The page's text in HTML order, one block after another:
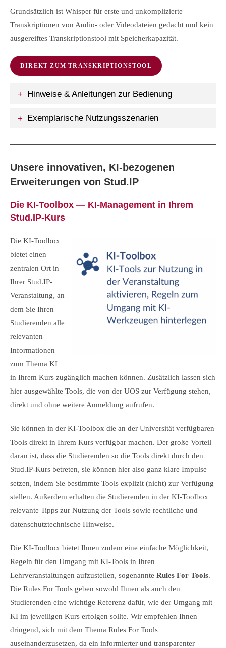
Grundsätzlich ist Whisper für erste und unkomplizierte
Transkriptionen von Audio- oder Videodateien gedacht und kein
ausgereiftes Transkriptionstool mit Speicherkapazität.
DIREKT ZUM TRANSKRIPTIONSTOOL
Hinweise & Anleitungen zur Bedienung
Exemplarische Nutzungsszenarien
Unsere innovativen, KI-bezogenen
Erweiterungen von Stud.IP
Die KI-Toolbox — KI-Management in Ihrem
Stud.IP-Kurs
Die KI-Toolbox
bietet einen
zentralen Ort in
Ihrer Stud.IP-
Veranstaltung, an
dem Sie Ihren
Studierenden alle
relevanten
Informationen
zum Thema KI
in Ihrem Kurs zugänglich machen können. Zusätzlich lassen sich
hier ausgewählte Tools, die von der UOS zur Verfügung stehen,
direkt und ohne weitere Anmeldung aufrufen.
Sie können in der KI-Toolbox die an der Universität verfügbaren
Tools direkt in Ihrem Kurs verfügbar machen. Der große Vorteil
daran ist, dass die Studierenden so die Tools direkt durch den
Stud.IP-Kurs betreten, sie können hier also ganz klare Impulse
setzen, indem Sie bestimmte Tools explizit (nicht) zur Verfügung
stellen. Außerdem erhalten die Studierenden in der KI-Toolbox
relevante Tipps zur Nutzung der Tools sowie rechtliche und
datenschutztechnische Hinweise.
Die KI-Toolbox bietet Ihnen zudem eine einfache Möglichkeit,
Regeln für den Umgang mit KI-Tools in Ihren
Lehrveranstaltungen aufzustellen, sogenannte Rules For Tools.
Die Rules For Tools geben sowohl Ihnen als auch den
Studierenden eine wichtige Referenz dafür, wie der Umgang mit
KI im jeweiligen Kurs erfolgen sollte. Wir empfehlen Ihnen
dringend, sich mit dem Thema Rules For Tools
auseinanderzusetzen, da ein informierter und transparenter